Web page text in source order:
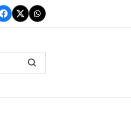
Facebook
TwitterWhatsApp